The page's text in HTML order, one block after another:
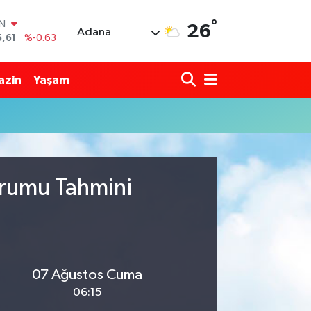
%-0.63
Adana 26°
Yaşam
Tahmini
07 Ağustos Cuma
06:15